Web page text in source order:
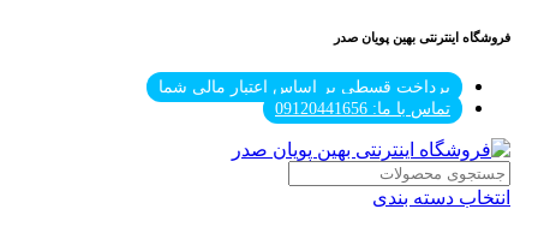
فروشگاه اینترنتی بهین پویان صدر
پرداخت قسطی بر اساس اعتبار مالی شما
تماس با ما: 09120441656
انتخاب دسته بندی